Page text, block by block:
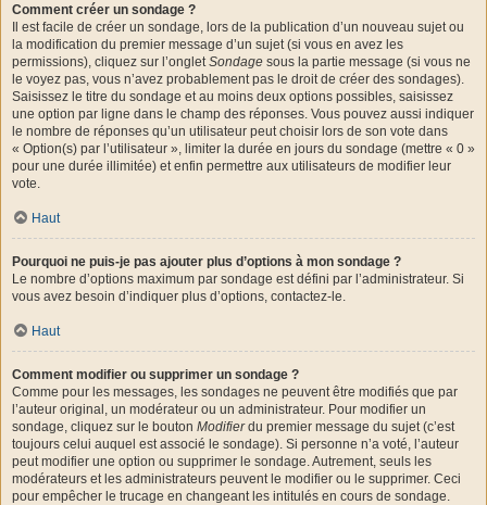
Comment créer un sondage ?
Il est facile de créer un sondage, lors de la publication d’un nouveau sujet ou
la modification du premier message d’un sujet (si vous en avez les
permissions), cliquez sur l’ongletSondage sous la partie message (si vous ne
le voyez pas, vous n’avez probablement pas le droit de créer des sondages).
Saisissez le titre du sondage et au moins deux options possibles, saisissez
une option par ligne dans le champ des réponses. Vous pouvez aussi indiquer
le nombre de réponses qu’un utilisateur peut choisir lors de son vote dans
« Option(s) par l’utilisateur », limiter la durée en jours du sondage (mettre « 0 »
pour une durée illimitée) et enfin permettre aux utilisateurs de modifier leur
vote.
Haut
Pourquoi ne puis-je pas ajouter plus d’options à mon sondage ?
Le nombre d’options maximum par sondage est défini par l’administrateur. Si
vous avez besoin d’indiquer plus d’options, contactez-le.
Haut
Comment modifier ou supprimer un sondage ?
Comme pour les messages, les sondages ne peuvent être modifiés que par
l’auteur original, un modérateur ou un administrateur. Pour modifier un
sondage, cliquez sur le bouton Modifierdu premier message du sujet (c’est
toujours celui auquel est associé le sondage). Si personne n’a voté, l’auteur
peut modifier une option ou supprimer le sondage. Autrement, seuls les
modérateurs et les administrateurs peuvent le modifier ou le supprimer. Ceci
pour empêcher le trucage en changeant les intitulés en cours de sondage.